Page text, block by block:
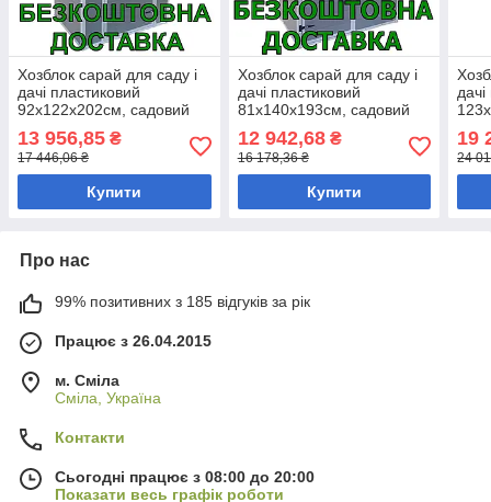
Хозблок сарай для саду і
дачі пластиковий
92х122х202см, садовий
будинок для інвентаря
HOMESTAR
13 956,85 ₴
17 446,06 ₴
Купити
Хозблок сарай для саду і
дачі пластиковий
81х140х193см, садовий
будинок для інвентаря
HOMESTAR
12 942,68₴
16 178,36 ₴
Купити
19
24
Про нас
99% позитивних з 185 відгуків за рік
Працює з 26.04.2015
м. Сміла
Сміла, Україна
Контакти
Сьогодні працює з 08:00 до 20:00
Показати весь графік роботи